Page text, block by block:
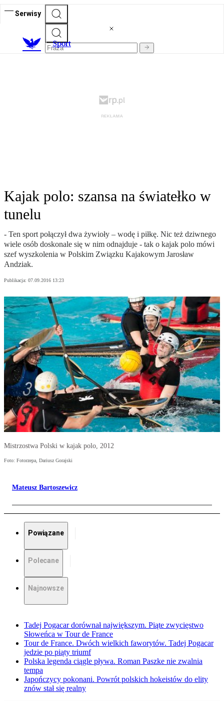
Serwisy
Sport
Kajak polo: szansa na światełko w
tunelu
- Ten sport połączył dwa żywioły – wodę i piłkę. Nic też dziwnego
wiele osób doskonale się w nim odnajduje - tak o kajak polo mówi
szef wyszkolenia w Polskim Związku Kajakowym Jarosław
Andziak.
Publikacja: 07.09.2016 13:23
Mistrzostwa Polski w kajak polo, 2012
Foto: Fotorzepa, Dariusz Gorajski
Mateusz Bartoszewicz
Powiązane
Polecane
Najnowsze
Tadej Pogacar dorównał największym. Piąte zwycięstwo
Słoweńca w Tour de France
Tour de France. Dwóch wielkich faworytów. Tadej Pogacar
jedzie po piąty triumf
Polska legenda ciągle pływa. Roman Paszke nie zwalnia
tempa
Japończycy pokonani. Powrót polskich hokeistów do elity
znów stał się realny